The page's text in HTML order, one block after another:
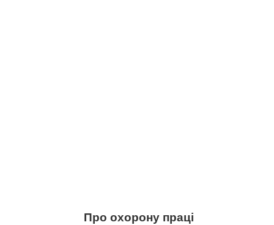
Про охорону праці